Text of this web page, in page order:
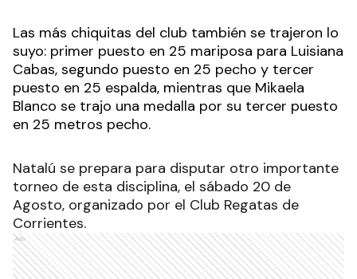
Las más chiquitas del club también se trajeron lo
suyo: primer puesto en 25 mariposa para Luisiana
Cabas, segundo puesto en 25 pecho y tercer
puesto en 25 espalda, mientras que Mikaela
Blanco se trajo una medalla por su tercer puesto
en 25 metros pecho.
Natalú se prepara para disputar otro importante
torneo de esta disciplina, el sábado 20 de
Agosto, organizado por el Club Regatas de
Corrientes.
Ads